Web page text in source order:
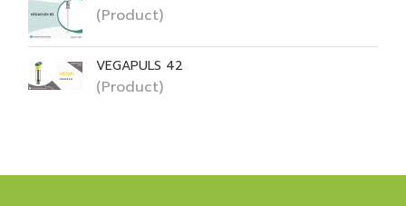
(Product)
VEGAPULS 42
(Product)